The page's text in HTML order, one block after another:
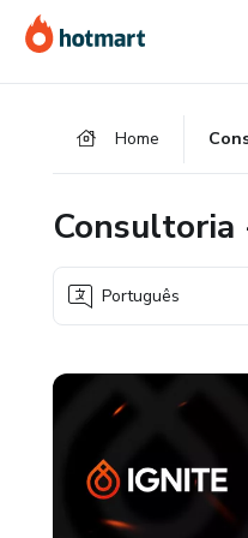
para
o
para
o
para
o
Home
Português